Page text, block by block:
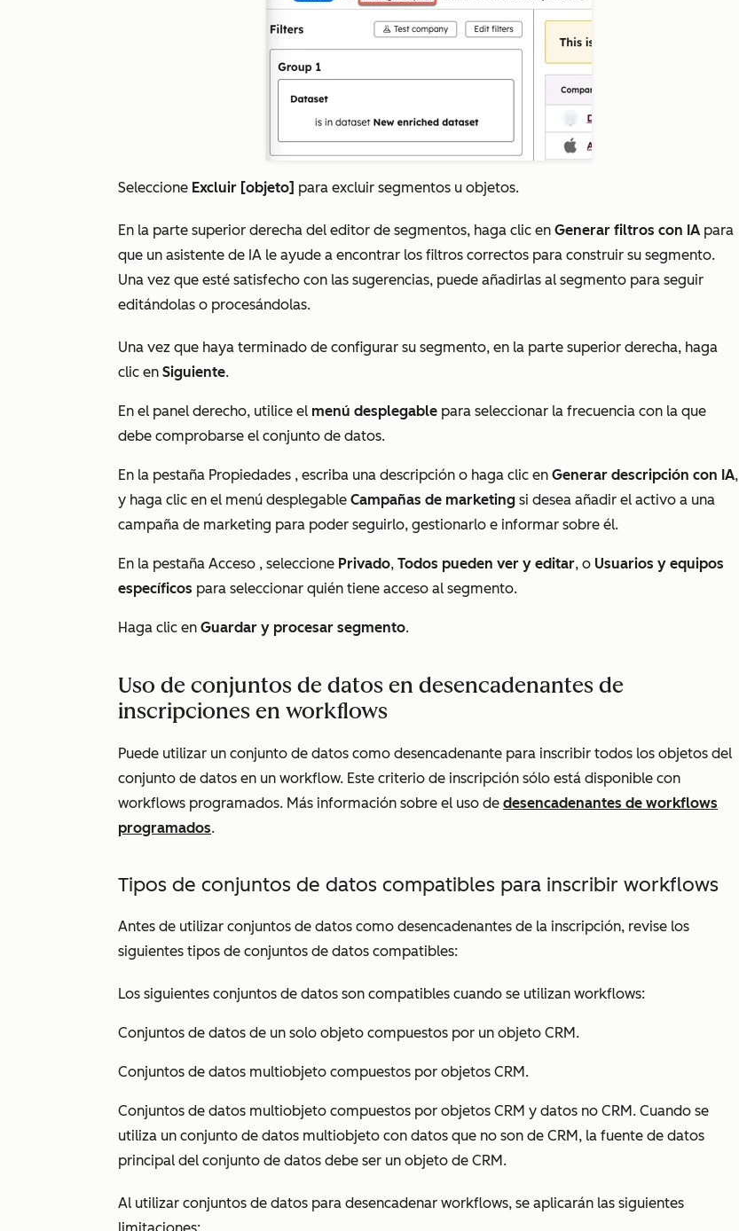
Seleccione Excluir [objeto] para excluir segmentos u objetos.
En la parte superior derecha del editor de segmentos, haga clic en Generar filtros con IA para
que un asistente de IA le ayude a encontrar los filtros correctos para construir su segmento.
Una vez que esté satisfecho con las sugerencias, puede añadirlas al segmento para seguir
editándolas o procesándolas.
Una vez que haya terminado de configurar su segmento, en la parte superior derecha, haga
clic en Siguiente.
En el panel derecho, utilice el menú desplegable para seleccionar la frecuencia con la que
debe comprobarse el conjunto de datos.
En la pestaña Propiedades , escriba una descripción o haga clic en Generar descripción con IA,
y haga clic en el menú desplegable Campañas de marketing si desea añadir el activo a una
campaña de marketing para poder seguirlo, gestionarlo e informar sobre él.
En la pestaña Acceso , seleccione Privado, Todos pueden ver y editar, o Usuarios y equipos
específicos para seleccionar quién tiene acceso al segmento.
Haga clic en Guardar y procesar segmento.
Uso de conjuntos de datos en desencadenantes de
inscripciones en workflows
Puede utilizar un conjunto de datos como desencadenante para inscribir todos los objetos del
conjunto de datos en un workflow. Este criterio de inscripción sólo está disponible con
workflows programados. Más información sobre el uso de desencadenantes de workflows
programados.
Tipos de conjuntos de datos compatibles para inscribir workflows
Antes de utilizar conjuntos de datos como desencadenantes de la inscripción, revise los
siguientes tipos de conjuntos de datos compatibles:
Los siguientes conjuntos de datos son compatibles cuando se utilizan workflows:
Conjuntos de datos de un solo objeto compuestos por un objeto CRM.
Conjuntos de datos multiobjeto compuestos por objetos CRM.
Conjuntos de datos multiobjeto compuestos por objetos CRM y datos no CRM. Cuando se
utiliza un conjunto de datos multiobjeto con datos que no son de CRM, la fuente de datos
principal del conjunto de datos debe ser un objeto de CRM.
Al utilizar conjuntos de datos para desencadenar workflows, se aplicarán las siguientes